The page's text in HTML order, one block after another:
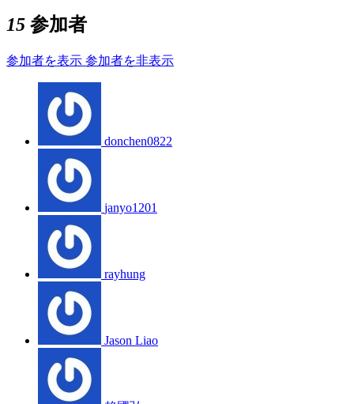
15 参加者
参加者を表示 参加者を非表示
donchen0822
janyo1201
rayhung
Jason Liao